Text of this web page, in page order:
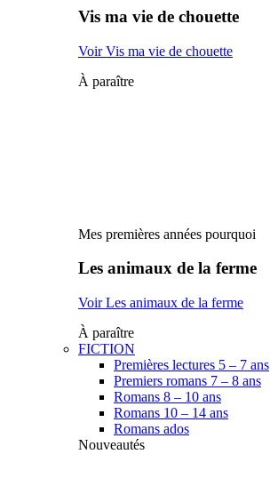
Vis ma vie de chouette
Voir Vis ma vie de chouette
À paraître
Mes premières années pourquoi
Les animaux de la ferme
Voir Les animaux de la ferme
À paraître
FICTION
Premières lectures 5 – 7 ans
Premiers romans 7 – 8 ans
Romans 8 – 10 ans
Romans 10 – 14 ans
Romans ados
Nouveautés